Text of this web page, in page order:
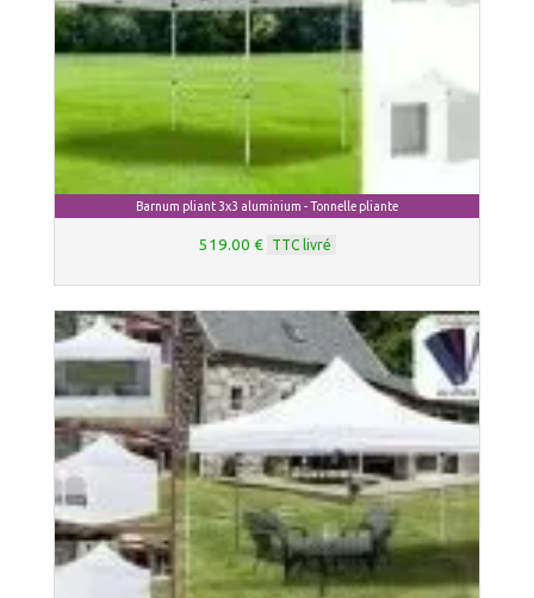
Barnum pliant 3x3 aluminium - Tonnelle pliante
519.00 € TTC livré